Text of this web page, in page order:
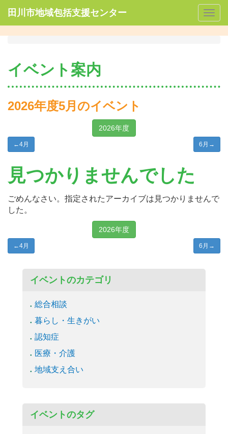
田川市地域包括支援センター
イベント案内
2026年度5月のイベント
2026年度
←4月 6月 →
見つかりませんでした
ごめんなさい。指定されたアーカイブは見つかりませんで
した。
2026年度
←4月 6月 →
イベントのカテゴリ
総合相談
暮らし・生きがい
認知症
医療・介護
地域支え合い
イベントのタグ